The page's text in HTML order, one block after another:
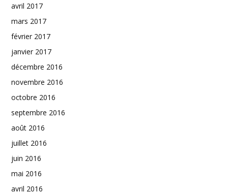
avril 2017
mars 2017
février 2017
janvier 2017
décembre 2016
novembre 2016
octobre 2016
septembre 2016
août 2016
juillet 2016
juin 2016
mai 2016
avril 2016